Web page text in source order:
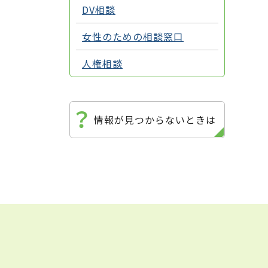
DV相談
女性のための相談窓口
人権相談
情報が見つからないときは